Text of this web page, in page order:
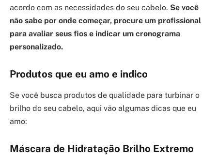
acordo com as necessidades do seu cabelo. Se você
não sabe por onde começar, procure um profissional
para avaliar seus fios e indicar um cronograma
personalizado.
Produtos que eu amo e indico
Se você busca produtos de qualidade para turbinar o
brilho do seu cabelo, aqui vão algumas dicas que eu
amo:
Máscara de Hidratação Brilho Extremo